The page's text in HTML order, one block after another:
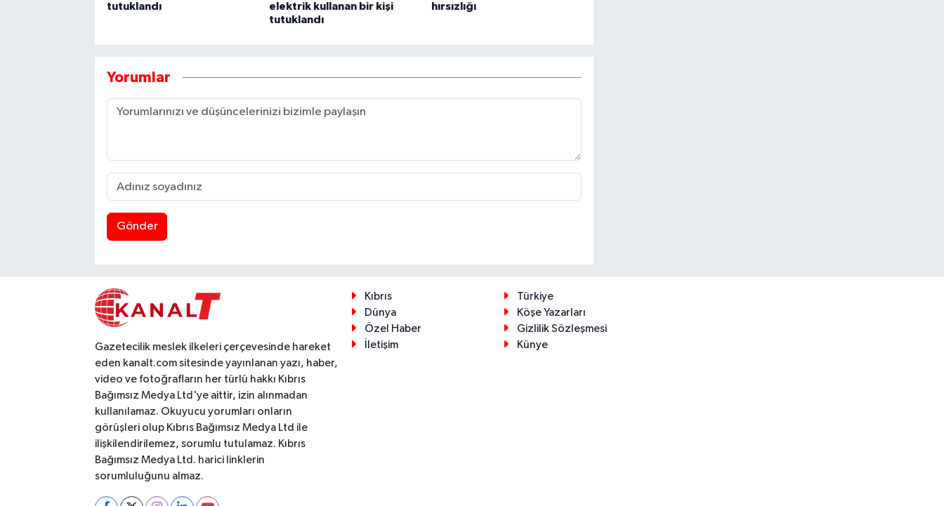
tutuklandı
elektrik kullanan bir kişi
tutuklandı
hırsızlığı
Yorumlar
Gönder
Gazetecilik meslek ilkeleri çerçevesinde hareket
eden kanalt.com sitesinde yayınlanan yazı, haber,
video ve fotoğrafların her türlü hakkı Kıbrıs
Bağımsız Medya Ltd'ye aittir, izin alınmadan
kullanılamaz. Okuyucu yorumları onların
görüşleri olup Kıbrıs Bağımsız Medya Ltd ile
ilişkilendirilemez, sorumlu tutulamaz. Kıbrıs
Bağımsız Medya Ltd. harici linklerin
sorumluluğunu almaz.
Kıbrıs
Türkiye
Dünya
Köşe Yazarları
Özel Haber
Gizlilik Sözleşmesi
İletişim
Künye